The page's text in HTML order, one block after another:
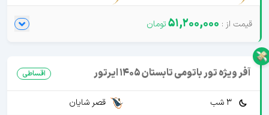
51,200,000
آفر ویژه تور باتومی تابستان 1405 ایرتور اقساطی
3 شب
قصر شایان